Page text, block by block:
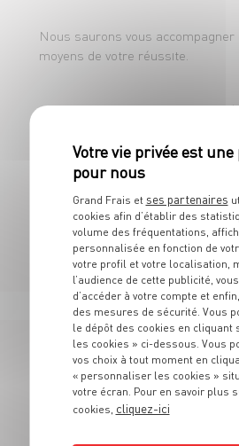
Nous saurons vous
moyens de votre réussite.
CDD 35h - du lundi au dimanche
Amplitudes horaires de 7h00 à
Rémunération : 12.39 + primes
177
EN VENDEUR
Grand Frais et ses partenaires
cookies afin d’établir des
volume des fréquentations,
personnalisée en fonction de
votre profil et votre localisation,
l’audience de cette publicité,
d’accéder à votre compte et
des mesures de sécurité. Vous
le dépôt des cookies en cliquant
les cookies » ci-dessous. Vous
vos choix à tout moment en
« personnaliser les cookies »
votre écran. Pour en savoir plus
cookies, cliquez-ici